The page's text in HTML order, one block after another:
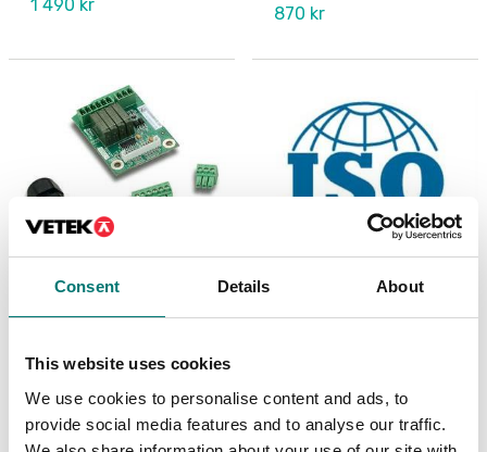
Consent Details About
This website uses cookies
We use cookies to personalise content and ads, to
provide social media features and to analyse our traffic.
1 490 kr 870 kr
DT61XW
Artikelnr: R71-I/O
1 410 kr
Finns i flera varianter
Pris från: 2 739 kr